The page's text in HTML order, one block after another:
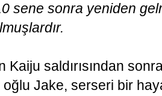
sene sonra yeniden
Kaiju saldırısından
oğlu Jake, serseri bir